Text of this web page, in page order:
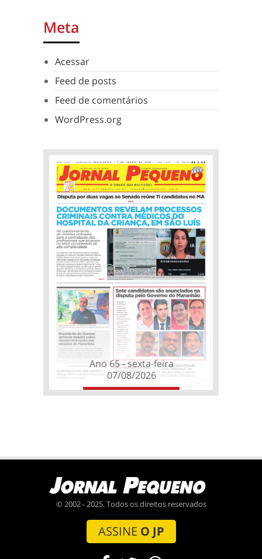
Meta
Acessar
Feed de posts
Feed de comentários
WordPress.org
Ano 65 - sexta-feira
07/08/2026
© 2002 - 2025. Todos os direitos reservados
ASSINE O JP